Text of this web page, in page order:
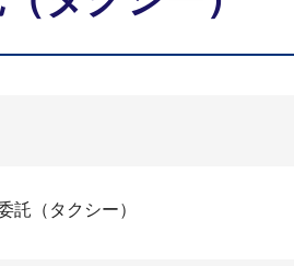
託（タクシー）